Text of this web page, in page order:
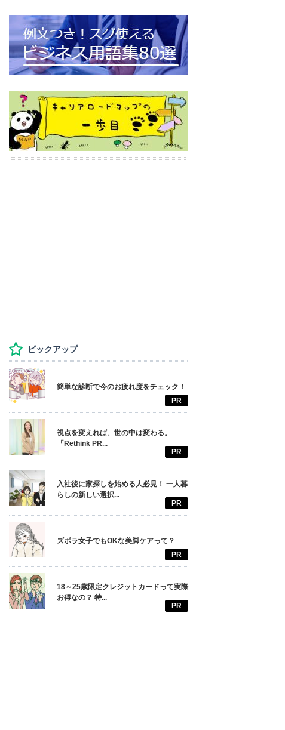
ピックアップ
簡単な診断で今のお疲れ度をチェック！
PR
視点を変えれば、世の中は変わる。
「Rethink PR...
PR
入社後に家探しを始める人必見！ 一人暮
らしの新しい選択...
PR
ズボラ女子でもOKな美脚ケアって？
PR
18～25歳限定クレジットカードって実際
お得なの？ 特...
PR